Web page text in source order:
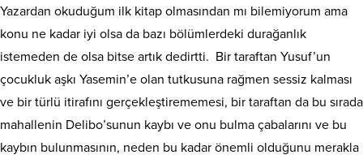
Yazardan okuduğum ilk kitap olmasından mı bilemiyorum ama
konu ne kadar iyi olsa da bazı bölümlerdeki durağanlık
istemeden de olsa bitse artık dedirtti. Bir taraftan Yusuf’un
çocukluk aşkı Yasemin’e olan tutkusuna rağmen sessiz kalması
ve bir türlü itirafını gerçekleştirememesi, bir taraftan da bu sırada
mahallenin Delibo’sunun kaybı ve onu bulma çabalarını ve bu
kaybın bulunmasının, neden bu kadar önemli olduğunu merakla